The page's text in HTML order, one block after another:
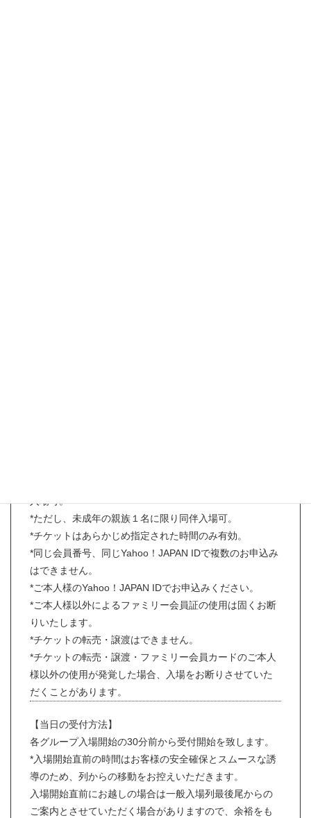
入場可。
*ただし、未成年の親族１名に限り同伴入場可。
*チケットはあらかじめ指定された時間のみ有効。
*同じ会員番号、同じYahoo！JAPAN IDで複数のお申込み
はできません。
*ご本人様のYahoo！JAPAN IDでお申込みください。
*ご本人様以外によるファミリー会員証の使用は固くお断
りいたします。
*チケットの転売・譲渡はできません。
*チケットの転売・譲渡・ファミリー会員カードのご本人
様以外の使用が発覚した場合、入場をお断りさせていた
だくことがあります。
【当日の受付方法】
各グループ入場開始の30分前から受付開始を致します。
*入場開始直前の時間はお客様の安全確保とスムースな誘
導のため、列からの移動をお控えいただきます。
入場開始直前にお越しの場合は一般入場列最後尾からの
ご案内とさせていただく場合がありますので、余裕をも